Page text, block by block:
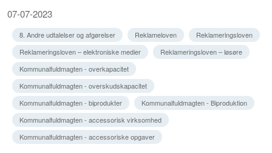
07-07-2023
8. Andre udtalelser og afgørelser Reklameloven
Reklameringsloven
Reklameringsloven – elektroniske medier
Reklameringsloven – løsøre
Kommunalfuldmagten - overkapacitet
Kommunalfuldmagten - overskudskapacitet
Kommunalfuldmagten - biprodukter
Kommunalfuldmagten - Biproduktion
Kommunalfuldmagten - accessorisk virksomhed
Kommunalfuldmagten - accessoriske opgaver